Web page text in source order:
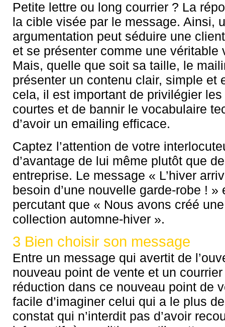
Petite lettre ou long courrier ? La
la cible visée par le message. Ainsi,
argumentation peut séduire une
et se présenter comme une véritable
Mais, quelle que soit sa taille, le
présenter un contenu clair, simple et
cela, il est important de privilégier
courtes et de bannir le vocabulaire
d’avoir un emailing efficace.
Captez l’attention de votre
d’avantage de lui même plutôt que
entreprise. Le message « L’hiver
besoin d’une nouvelle garde-robe ! »
percutant que « Nous avons créé
collection automne-hiver ».
3 Bien choisir son message
Entre un message qui avertit de
nouveau point de vente et un
réduction dans ce nouveau point de
facile d’imaginer celui qui a le plus
constat qui n’interdit pas d’avoir